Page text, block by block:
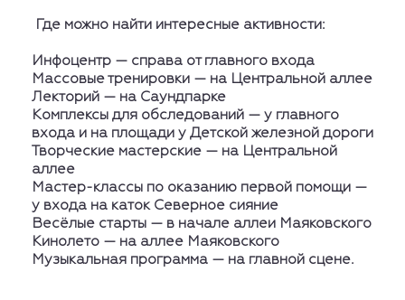
Где можно найти интересные активности:
Инфоцентр — справа от главного входа
Массовые тренировки — на Центральной аллее
Лекторий — на Саундпарке
Комплексы для обследований — у главного
входа и на площади у Детской железной дороги
Творческие мастерские — на Центральной
аллее
Мастер-классы по оказанию первой помощи —
у входа на каток Северное сияние
Весёлые старты — в начале аллеи Маяковского
Кинолето — на аллее Маяковского
Музыкальная программа — на главной сцене.